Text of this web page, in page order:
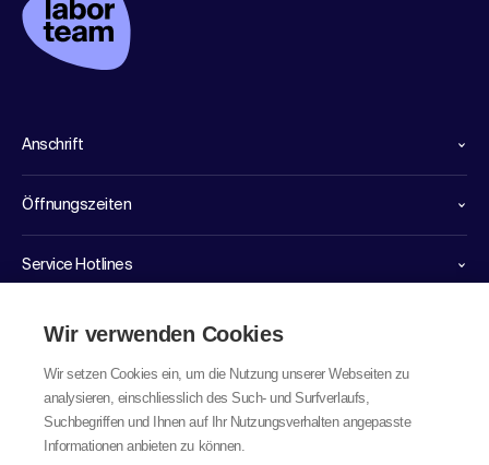
Anschrift
Öffnungszeiten
Service Hotlines
LinksWir verwenden Cookies
Wir setzen Cookies ein, um die Nutzung unserer Webseiten zu
analysieren, einschliesslich des Such- und Surfverlaufs,
Suchbegriffen und Ihnen auf Ihr Nutzungsverhalten angepasste
Informationen anbieten zu können.